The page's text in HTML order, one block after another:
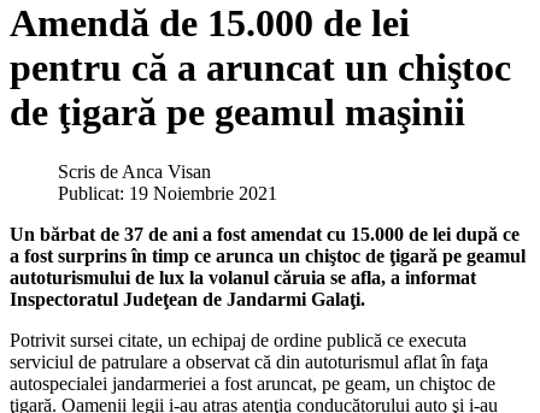
Amendă de 15.000 de lei
pentru că a aruncat un chiştoc
de ţigară pe geamul maşinii
Scris de Anca Visan
Publicat: 19 Noiembrie 2021
Un bărbat de 37 de ani a fost amendat cu 15.000 de lei după ce
a fost surprins în timp ce arunca un chiştoc de ţigară pe geamul
autoturismului de lux la volanul căruia se afla, a informat
Inspectoratul Judeţean de Jandarmi Galaţi.
Potrivit sursei citate, un echipaj de ordine publică ce executa
serviciul de patrulare a observat că din autoturismul aflat în faţa
autospecialei jandarmeriei a fost aruncat, pe geam, un chiştoc de
ţigară. Oamenii legii i-au atras atenţia conducătorului auto şi i-au